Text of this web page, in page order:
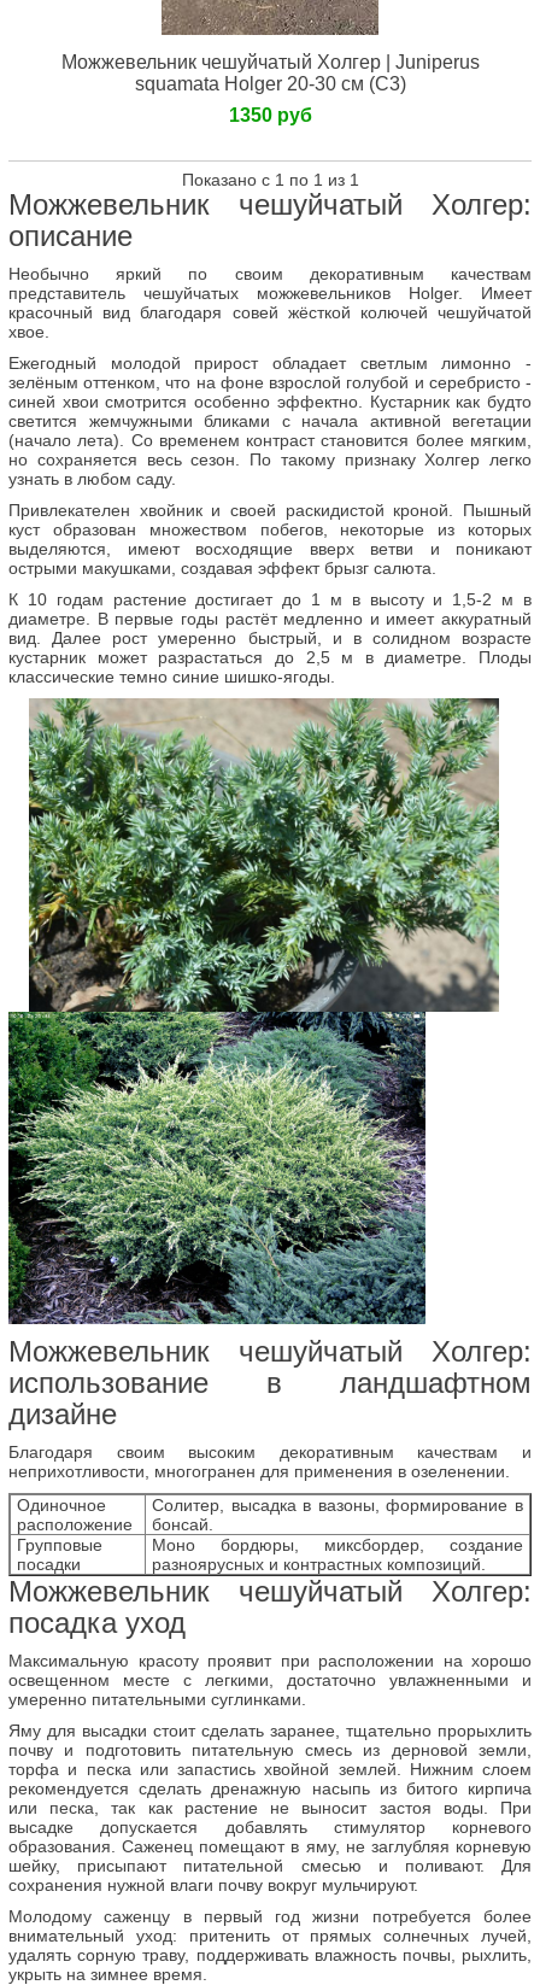
Можжевельник чешуйчатый Холгер | Juniperus
squamata Holger 20-30 см (С3)
1350 руб
Показано с 1 по 1 из 1
Можжевельник чешуйчатый Холгер:
описание
Необычно яркий по своим декоративным качествам
представитель чешуйчатых можжевельников Holger. Имеет
красочный вид благодаря совей жёсткой колючей чешуйчатой
хвое.
Ежегодный молодой прирост обладает светлым лимонно -
зелёным оттенком, что на фоне взрослой голубой и серебристо -
синей хвои смотрится особенно эффектно. Кустарник как будто
светится жемчужными бликами с начала активной вегетации
(начало лета). Со временем контраст становится более мягким,
но сохраняется весь сезон. По такому признаку Холгер легко
узнать в любом саду.
Привлекателен хвойник и своей раскидистой кроной. Пышный
куст образован множеством побегов, некоторые из которых
выделяются, имеют восходящие вверх ветви и поникают
острыми макушками, создавая эффект брызг салюта.
К 10 годам растение достигает до 1 м в высоту и 1,5-2 м в
диаметре. В первые годы растёт медленно и имеет аккуратный
вид. Далее рост умеренно быстрый, и в солидном возрасте
кустарник может разрастаться до 2,5 м в диаметре. Плоды
классические темно синие шишко-ягоды.
Можжевельник чешуйчатый Холгер:
использование в ландшафтном
дизайне
Благодаря своим высоким декоративным качествам и
неприхотливости, многогранен для применения в озеленении.
Одиночное
расположение
Солитер, высадка в вазоны, формирование в
бонсай.
Групповые
посадки
Моно бордюры, миксбордер, создание
разноярусных и контрастных композиций.
Можжевельник чешуйчатый Холгер:
посадка уход
Максимальную красоту проявит при расположении на хорошо
освещенном месте с легкими, достаточно увлажненными и
умеренно питательными суглинками.
Яму для высадки стоит сделать заранее, тщательно прорыхлить
почву и подготовить питательную смесь из дерновой земли,
торфа и песка или запастись хвойной землей. Нижним слоем
рекомендуется сделать дренажную насыпь из битого кирпича
или песка, так как растение не выносит застоя воды. При
высадке допускается добавлять стимулятор корневого
образования. Саженец помещают в яму, не заглубляя корневую
шейку, присыпают питательной смесью и поливают. Для
сохранения нужной влаги почву вокруг мульчируют.
Молодому саженцу в первый год жизни потребуется более
внимательный уход: притенить от прямых солнечных лучей,
удалять сорную траву, поддерживать влажность почвы, рыхлить,
укрыть на зимнее время.